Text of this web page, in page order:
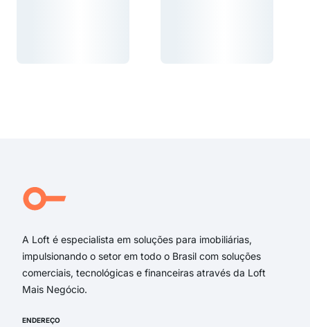
A Loft é especialista em soluções para imobiliárias,
impulsionando o setor em todo o Brasil com soluções
comerciais, tecnológicas e financeiras através da Loft
Mais Negócio.
ENDEREÇO